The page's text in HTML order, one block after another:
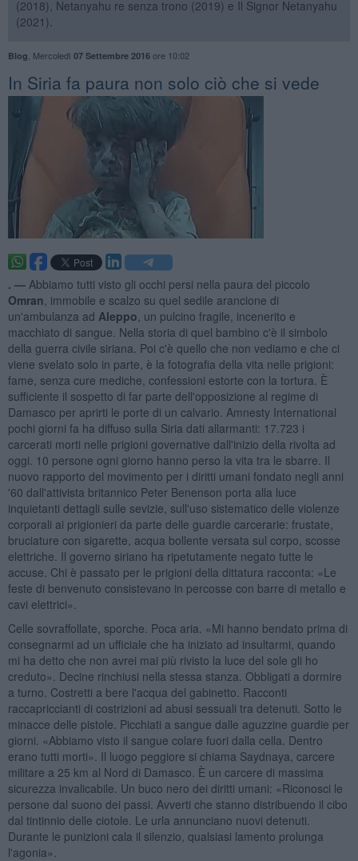
(2018), Netanyahu re senza trono (2019) e Il Signor Netanyahu
(2021).
Blog Mercoledì 07 Settembre 2016ore 10:02
In Siria fa paura non solo ciò che si vede
. — Abbiamo tutti visto gli occhi persi nella paura del piccolo
Omran , immobile e scalzo su quel sedile arancione di
un'ambulanza ad Aleppo , un pulcino fragile, incenerito e
macchiato di sangue. Nella storia di quel bambino c'è il simbolo
della guerra civile siriana. Poi c'è quello che non vediamo e che ci
viene svelato solo in parte, è la fotografia della vita nelle prigioni:
fame, senza cure mediche, confessioni estorte con la tortura. È
sufficiente il sospetto di far parte dell'opposizione al regime di
Damasco per aprirti le porte di un calvario. Amnesty International
pochi giorni fa ha diffuso sulla Siria dati allarmanti: 17.723 i
carcerati morti nelle prigioni governative dall'inizio della rivolta ad
oggi. 10 persone ogni giorno hanno perso la vita tra le sbarre. Il
nuovo rapporto del movimento per i diritti umani fondato negli anni
'60 dall'attivista britannico Peter Benenson porta alla luce
inquietanti dettagli sulle sevizie, sull'uso sistematico delle violenze
corporali ai prigionieri da parte delle guardie carcerarie: frustate,
bruciature con sigarette, acqua bollente versata sul corpo, scosse
elettriche. Il governo siriano ha ripetutamente negato tutte le
accuse. Chi è passato per le prigioni della dittatura racconta: «Le
feste di benvenuto consistevano in percosse con barre di metallo e
cavi elettrici».
Celle sovraffollate, sporche. Poca aria. «Mi hanno bendato prima di
consegnarmi ad un ufficiale che ha iniziato ad insultarmi, quando
mi ha detto che non avrei mai più rivisto la luce del sole gli ho
creduto». Decine rinchiusi nella stessa stanza. Obbligati a dormire
a turno. Costretti a bere l'acqua del gabinetto. Racconti
raccapriccianti di costrizioni ad abusi sessuali tra detenuti. Sotto le
minacce delle pistole. Picchiati a sangue dalle aguzzine guardie per
giorni. «Abbiamo visto il sangue colare fuori dalla cella. Dentro
erano tutti morti». Il luogo peggiore si chiama Saydnaya, carcere
militare a 25 km al Nord di Damasco. È un carcere di massima
sicurezza invalicabile. Un buco nero dei diritti umani: «Riconosci le
persone dal suono dei passi. Avverti che stanno distribuendo il cibo
dal tintinnio delle ciotole. Le urla annunciano nuovi detenuti.
Durante le punizioni cala il silenzio, qualsiasi lamento prolunga
l'agonia».